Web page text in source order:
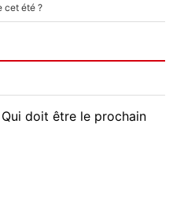
cet été ?
doit être le prochain